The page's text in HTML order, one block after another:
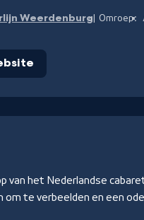
Weerdenburg Omroep:
van het Nederlandse
te verbeelden en een